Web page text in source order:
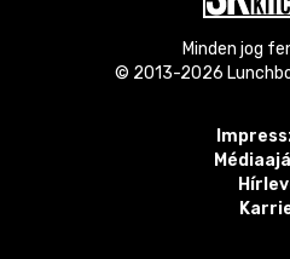
Minden jog
© 2013-2026